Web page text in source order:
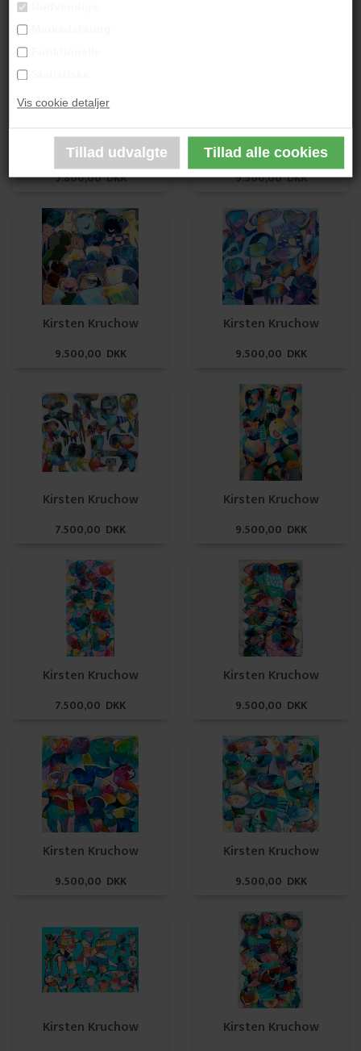
Vis cookie detaljer
Kirsten Kruchow SOLGT
5.800,00 DKK
Kirsten Kruchow SOLGT
9.500,00 DKK
Kirsten Kruchow
9.500,00 DKK
Kirsten Kruchow
9.500,00 DKK
Kirsten Kruchow
7.500,00 DKK
Kirsten Kruchow
9.500,00 DKK
Kirsten Kruchow
7.500,00 DKK
Kirsten Kruchow
9.500,00 DKK
Kirsten Kruchow
9.500,00 DKK
Kirsten Kruchow
9.500,00 DKK
Kirsten Kruchow Kirsten Kruchow